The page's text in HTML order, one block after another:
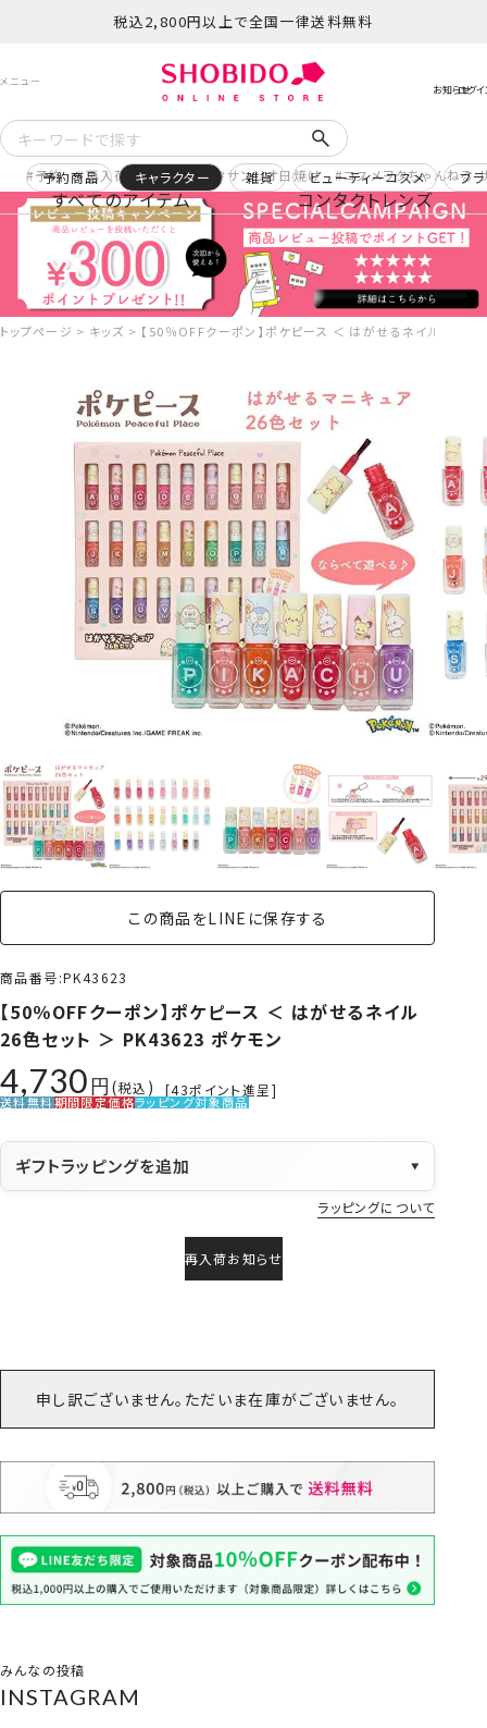
税込2,800円以上で全国一律送料無料
予約 再入荷 ヒロアカ サンリオ日焼け コスメヲタちゃんねる
すべてのアイテム コンタクトレンズ
予約商品 キャラクター 雑貨 ビューティーコスメ ブ
トップページ キッズ 【50％OFFクーポン】ポケピース ＜ はがせるネイル26色
この商品をLINEに保存する
商品番号 PK43623
【50％OFFクーポン】ポケピース ＜ はがせるネイル
26色セット ＞ PK43623 ポケモン
4,730 税込 [43ポイント進呈]
送料無料期間限定価格ラッピング対象商品
ギフトラッピングを追加 ▼
ラッピングについて
再入荷お知らせ
申し訳ございません。ただいま在庫がございません。
みんなの投稿
INSTAGRAM